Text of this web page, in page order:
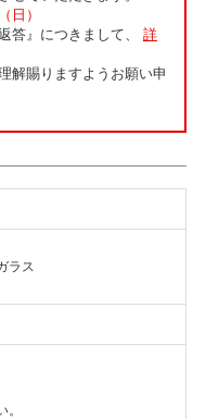
日）
答』につきまして、 詳
解賜りますようお願い申
ラス